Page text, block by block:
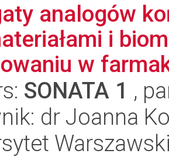
analogów
i
w
SONATA 1 ,
dr Joanna